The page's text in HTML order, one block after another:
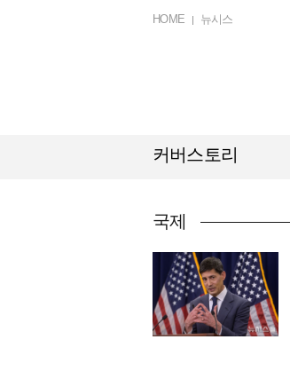
HOME 뉴시스
커버스토리
국제